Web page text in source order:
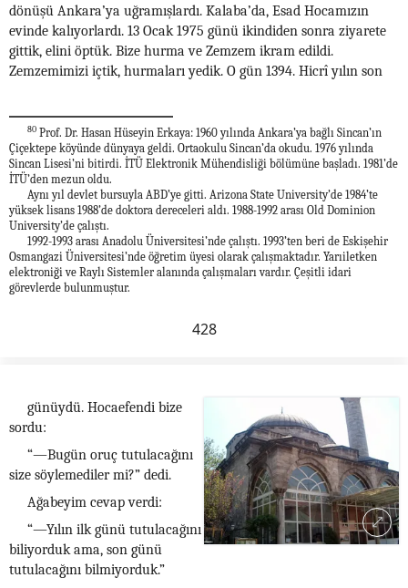
dönüşü Ankara’ya uğramışlardı. Kalaba’da, Esad Hocamızın
evinde kalıyorlardı. 13 Ocak 1975 günü ikindiden sonra ziyarete
gittik, elini öptük. Bize hurma ve Zemzem ikram edildi.
Zemzemimizi içtik, hurmaları yedik. O gün 1394. Hicrî yılın son
80 Prof. Dr. Hasan Hüseyin Erkaya: 1960 yılında Ankara’ya bağlı Sincan’ın
Çiçektepe köyünde dünyaya geldi. Ortaokulu Sincan’da okudu. 1976 yılında
Sincan Lisesi’ni bitirdi. İTÜ Elektronik Mühendisliği bölümüne başladı. 1981’de
İTÜ’den mezun oldu.
Aynı yıl devlet bursuyla ABD’ye gitti. Arizona State University’de 1984’te
yüksek lisans 1988’de doktora dereceleri aldı. 1988-1992 arası Old Dominion
University’de çalıştı.
1992-1993 arası Anadolu Üniversitesi’nde çalıştı. 1993’ten beri de Eskişehir
Osmangazi Üniversitesi’nde öğretim üyesi olarak çalışmaktadır. Yarıiletken
elektroniği ve Raylı Sistemler alanında çalışmaları vardır. Çeşitli idari
görevlerde bulunmuştur.
428
günüydü. Hocaefendi bize
sordu:
“—Bugün oruç tutulacağını
size söylemediler mi?” dedi.
Ağabeyim cevap verdi:
“—Yılın ilk günü tutulacağını
biliyorduk ama, son günü
tutulacağını bilmiyorduk.”